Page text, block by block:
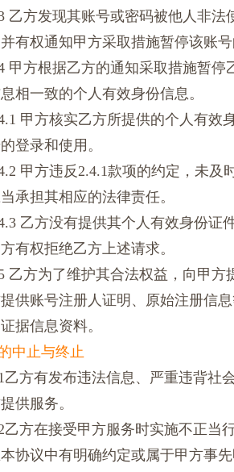
乙方发现其账号或密码被他人非
有权通知甲方采取措施暂停该账号
甲方根据乙方的通知采取措施暂
相一致的个人有效身份信息。
甲方核实乙方所提供的个人有效
登录和使用。
甲方违反2.4.1款项的约定，未
承担其相应的法律责任。
乙方没有提供其个人有效身份证
有权拒绝乙方上述请求。
乙方为了维护其合法权益，向甲
供账号注册人证明、原始注册信
据信息资料。
中止与终止
乙方有发布违法信息、严重违背社
供服务。
乙方在接受甲方服务时实施不正当
协议中有明确约定或属于甲方事